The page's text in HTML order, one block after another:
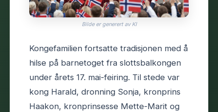
Bilde er generert av KI
Kongefamilien fortsatte tradisjonen med å
hilse på barnetoget fra slottsbalkongen
under årets 17. mai-feiring. Til stede var
kong Harald, dronning Sonja, kronprins
Haakon, kronprinsesse Mette-Marit og